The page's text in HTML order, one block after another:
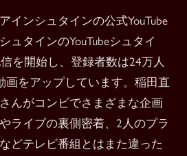
インシュタインの公式YouTube
ュタインのYouTubeシュタイ
を開始し、登録者数は24万人
画をアップしています。稲田直
んがコンビでさまざまな企画
ライブの裏側密着、2人のプラ
どテレビ番組とはまた違った